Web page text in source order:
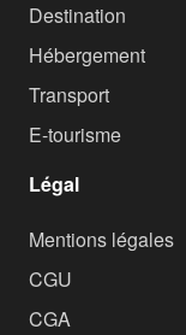
Destination
Hébergement
Transport
E-tourisme
Légal
Mentions légales
CGU
CGA